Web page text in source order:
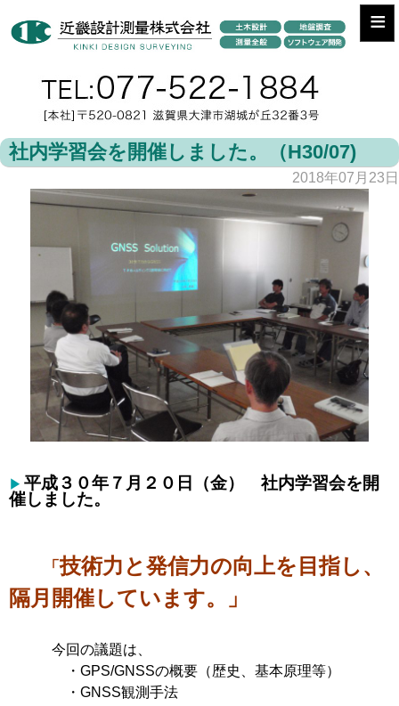
≡
社内学習会を開催しました。（H30/07)
2018年07月23日
平成３０年７月２０日（金） 社内学習会を開
催しました。
「技術力と発信力の向上を目指し、
隔月開催しています。」
今回の議題は、
・GPS/GNSSの概要（歴史、基本原理等）
・GNSS観測手法